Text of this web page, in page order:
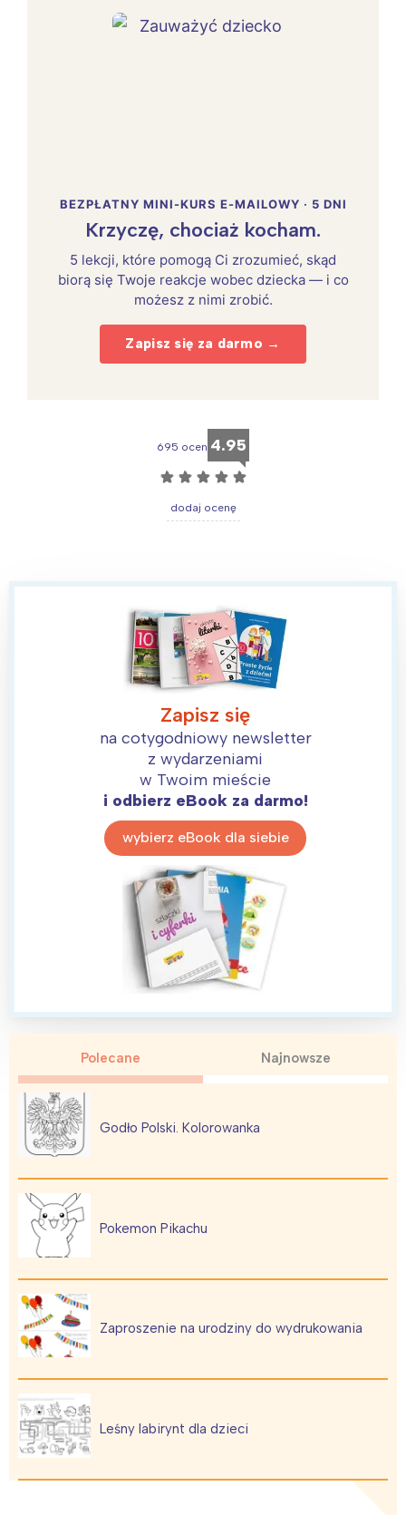
BEZPŁATNY MINI-KURS E-MAILOWY · 5 DNI
Krzyczę, chociaż kocham.
5 lekcji, które pomogą Ci zrozumieć, skąd
biorą się Twoje reakcje wobec dziecka — i co
możesz z nimi zrobić.
Zapisz się za darmo →
695 ocen 4.95
☆ ☆ ☆ ☆ ☆
dodaj ocenę
Zapisz się
na cotygodniowy newsletter
z wydarzeniami
w Twoim mieście
i odbierz eBook za darmo!
wybierz eBook dla siebie
Polecane Najnowsze
Godło Polski. Kolorowanka
Pokemon Pikachu
Zaproszenie na urodziny do wydrukowania
Leśny labirynt dla dzieci
Interesują mnie wydarzenia z
tego regionu: